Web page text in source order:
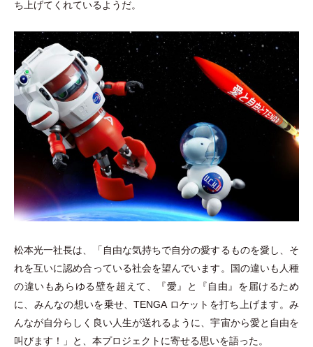
ち上げてくれているようだ。
松本光一社長は、 「 自由な気持ちで自分の愛するものを愛し、そ
れを互いに認め合っている社会を望んでいます。国の違いも人種
の違いもあらゆる壁を超えて、『愛』と『自由』を届けるため
に、みんなの想いを乗せ、TENGA ロケットを打ち上げます。み
んなが自分らしく良い人生が送れるように、宇宙から愛と自由を
叫びます！
」 と、本プロジェクトに寄せる思いを語った。